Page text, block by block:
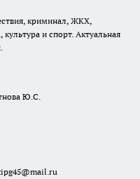
криминал, ЖКХ,
и спорт. Актуальная
Ю.С.